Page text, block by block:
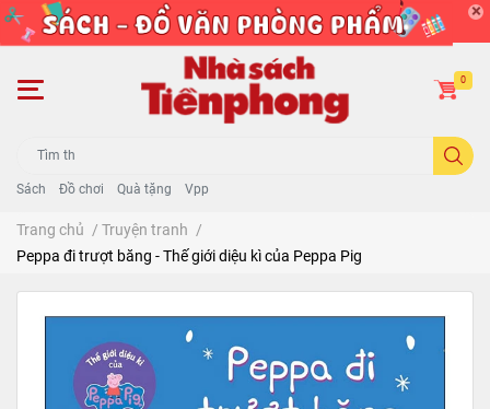
Sách Đồ chơi Quà tặng Vpp
0
Trang chủ / Truyện tranh /
Peppa đi trượt băng - Thế giới diệu kì của Peppa Pig